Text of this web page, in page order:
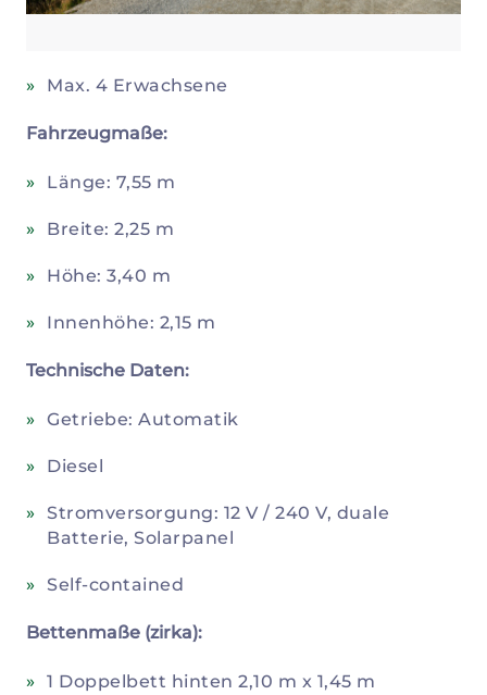
Max. 4 Erwachsene
Fahrzeugmaße:
Länge: 7,55 m
Breite: 2,25 m
Höhe: 3,40 m
Innenhöhe: 2,15 m
Technische Daten:
Getriebe: Automatik
Diesel
Stromversorgung: 12 V / 240 V, duale
Batterie, Solarpanel
Self-contained
Bettenmaße (zirka):
1 Doppelbett hinten 2,10 m x 1,45 m